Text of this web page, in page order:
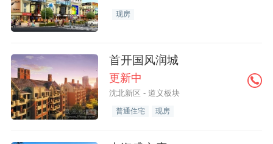
现房
首开国风润城
更新中
沈北新区 - 道义板块
普通住宅 现房